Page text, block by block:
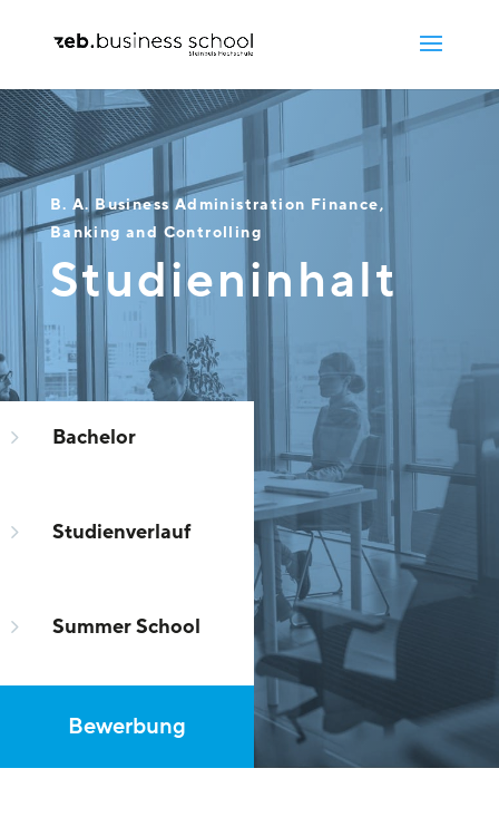
B. A. Business Administration Finance,
Banking and Controlling
Studieninhalt
5 Bachelor
5 Studienverlauf
5 Summer School
Bewerbung